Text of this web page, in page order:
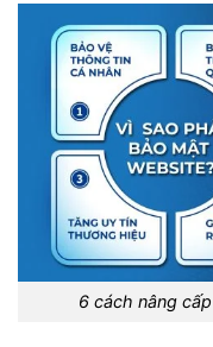
6 cách nâng